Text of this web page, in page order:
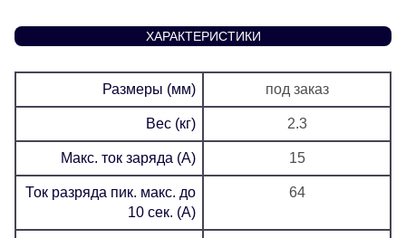
ХАРАКТЕРИСТИКИ
Размеры (мм) под заказ
Вес (кг) 2.3
Макс. ток заряда (А) 15
Ток разряда пик. макс. до
10 сек. (А)
64